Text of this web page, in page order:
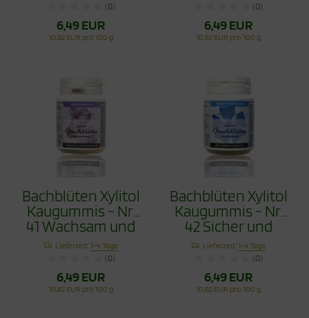
(0)
6,49 EUR
10,82 EUR pro 100 g
(0)
6,49 EUR
10,82 EUR pro 100 g
Bachblüten Xylitol
Kaugummis - Nr.
41 Wachsam und
Beständig 60g
Lieferzeit:1-4 Tage
(0)
6,49 EUR
10,82 EUR pro 100 g
Bachblüten Xylitol
Kaugummis - Nr.
42 Sicher und
Überzeugt 60g
Lieferzeit:1-4 Tage
(0)
6,49 EUR
10,82 EUR pro 100 g